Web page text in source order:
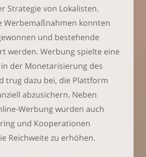
Strategie von Lokalisten.
Werbemaßnahmen konnten
und bestehende
werden. Werbung spielte eine
der Monetarisierung des
trug dazu bei, die Plattform
abzusichern. Neben
Werbung wurden auch
und Kooperationen
Reichweite zu erhöhen.